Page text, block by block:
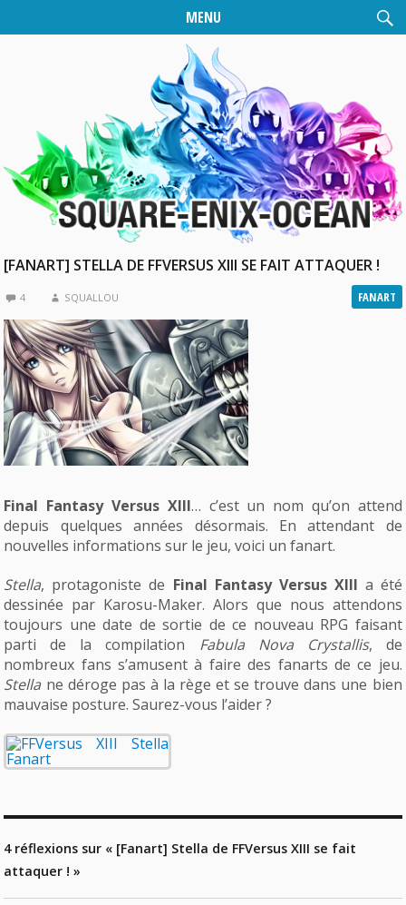
MENU
[FANART] STELLA DE FFVERSUS XIII SE FAIT ATTAQUER !
FANART
4 SQUALLOU
Final Fantasy Versus XIII… c’est un nom qu’on attend
depuis quelques années désormais. En attendant de
nouvelles informations sur le jeu, voici un fanart.
Stella, protagoniste de Final Fantasy Versus XIII a été
dessinée par Karosu-Maker. Alors que nous attendons
toujours une date de sortie de ce nouveau RPG faisant
parti de la compilation Fabula Nova Crystallis, de
nombreux fans s’amusent à faire des fanarts de ce jeu.
Stella ne déroge pas à la rège et se trouve dans une bien
mauvaise posture. Saurez-vous l’aider ?
4 réflexions sur « [Fanart] Stella de FFVersus XIII se fait
attaquer ! »